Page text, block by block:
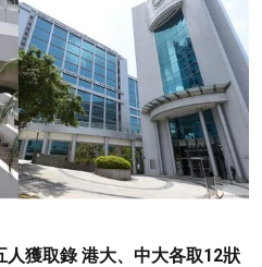
人獲取錄 港大、中大各取12狀